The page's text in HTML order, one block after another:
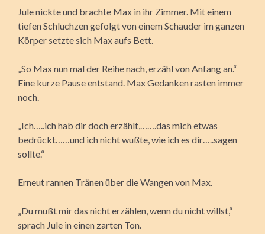
Jule nickte und brachte Max in ihr Zimmer. Mit einem
tiefen Schluchzen gefolgt von einem Schauder im ganzen
Körper setzte sich Max aufs Bett.
„So Max nun mal der Reihe nach, erzähl von Anfang an.“
Eine kurze Pause entstand. Max Gedanken rasten immer
noch.
„Ich…..ich hab dir doch erzählt,…….das mich etwas
bedrückt……und ich nicht wußte, wie ich es dir…..sagen
sollte.“
Erneut rannen Tränen über die Wangen von Max.
„Du mußt mir das nicht erzählen, wenn du nicht willst,“
sprach Jule in einen zarten Ton.